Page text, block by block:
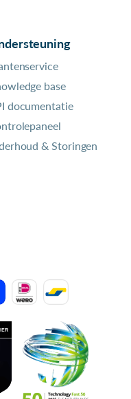
base
documentatie
& Storingen